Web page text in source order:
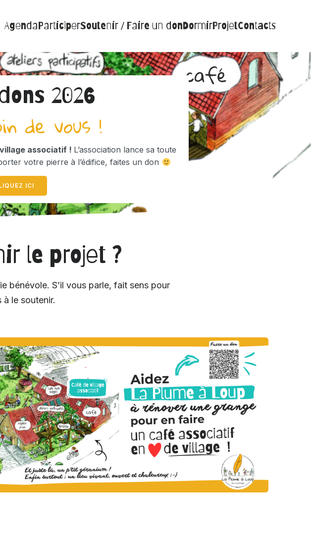
AgendaParticiperSoutenir / Faire un donDormirProjetContacts
2026
de vous !
associatif ! L’association lance sa toute
votre pierre à l’édifice, faites un don
ICI
le projet ?
bénévole. S’il vous parle, fait sens pour
le soutenir.